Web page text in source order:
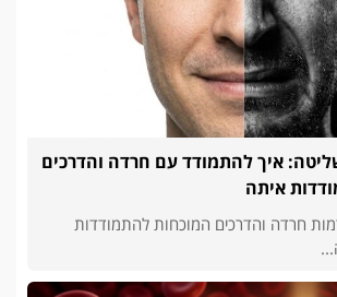
איך להתמודד עם חרדה והדרכים
איתה
חרדה והדרכים המוכחות להתמודדות